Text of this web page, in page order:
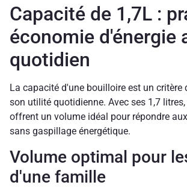
Capacité de 1,7L :
économie d'énergie
quotidien
La capacité d'une bouilloire est un critère
son utilité quotidienne. Avec ses 1,7
offrent un volume idéal pour répondre
sans gaspillage énergétique.
Volume optimal pour
d'une famille